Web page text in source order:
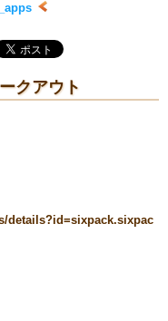
クアウト
details?id=sixpack.sixpac